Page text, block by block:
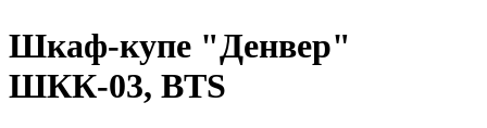
Шкаф-купе "Денвер"
ШКК-03, BTS